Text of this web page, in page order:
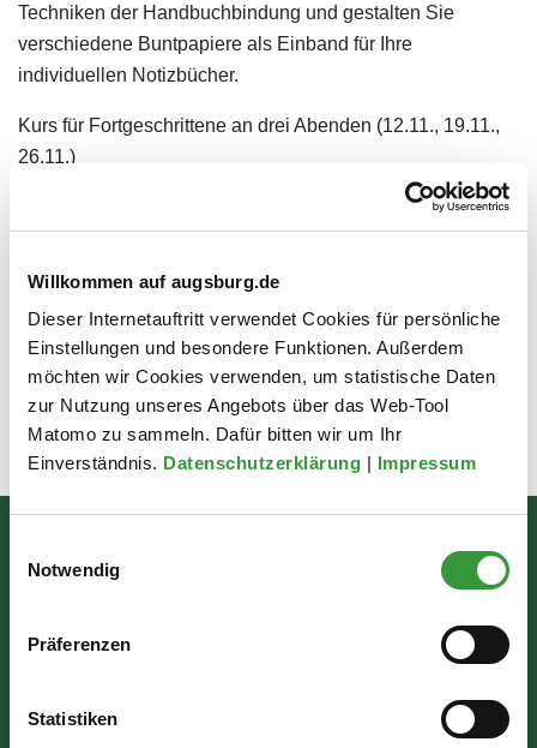
Willkommen auf augsburg.de
Dieser Internetauftritt verwendet Cookies für persönliche
Einstellungen und besondere Funktionen. Außerdem
möchten wir Cookies verwenden, um statistische Daten
zur Nutzung unseres Angebots über das Web-Tool
Matomo zu sammeln. Dafür bitten wir um Ihr
Einverständnis. Datenschutzerklärung | Impressum
Notwendig
Präferenzen
Statistiken
Techniken der Handbuchbindung und gestalten Sie
verschiedene Buntpapiere als Einband für Ihre
individuellen Notizbücher.
Kurs für Fortgeschrittene an drei Abenden (12.11., 19.11.,
26.11.)
Begrenzte Plätze (12 Personen), Anmeldung erforderlich
Mag. Kerstin Lengger, Archivdirektorin, Stadtarchiv
86150 Augsburg
Wir sind für Sie da: